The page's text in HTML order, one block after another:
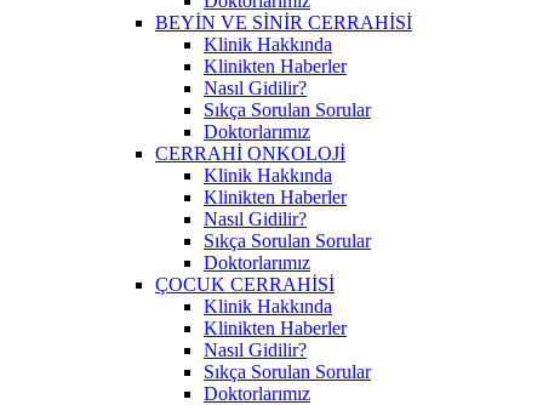
BEYİN VE SİNİR CERRAHİSİ
Klinik Hakkında
Klinikten Haberler
Nasıl Gidilir?
Sıkça Sorulan Sorular
Doktorlarımız
CERRAHİ ONKOLOJİ
Klinik Hakkında
Klinikten Haberler
Nasıl Gidilir?
Sıkça Sorulan Sorular
Doktorlarımız
ÇOCUK CERRAHİSİ
Klinik Hakkında
Klinikten Haberler
Nasıl Gidilir?
Sıkça Sorulan Sorular
Doktorlarımız